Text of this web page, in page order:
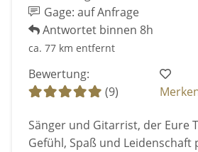
Gage: auf Anfrage
Antwortet binnen 8h
ca. 77 km entfernt
Bewertung:
(9)
Sänger und Gitarrist, der Eure
Gefühl, Spaß und Leidenschaft